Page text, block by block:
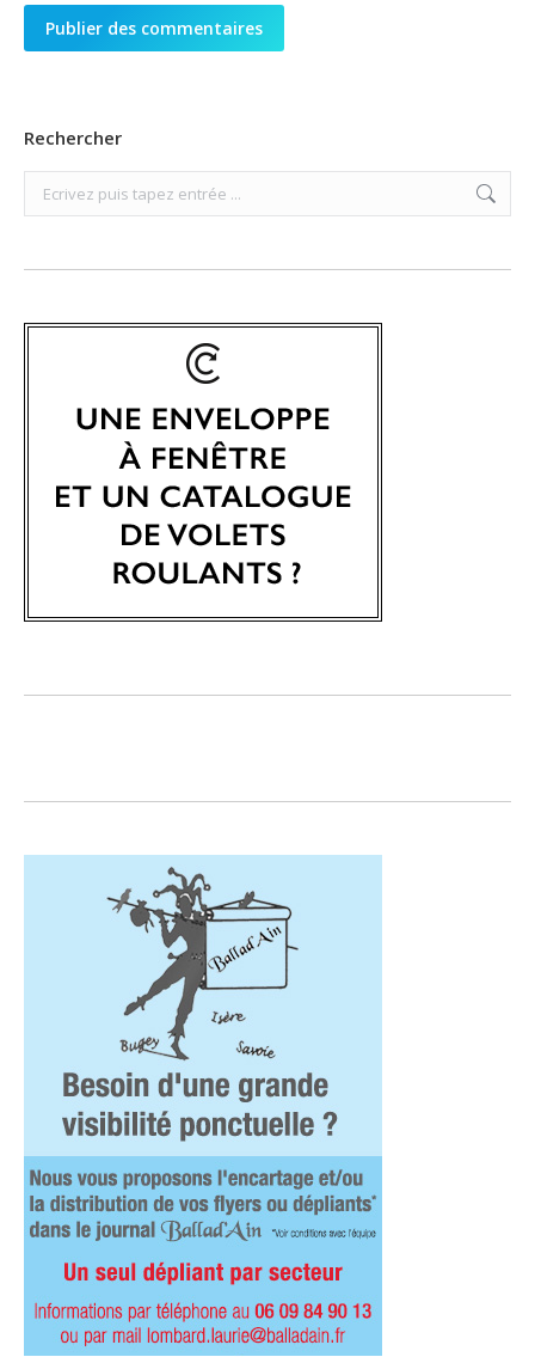
Publier des commentaires
Rechercher
Search: